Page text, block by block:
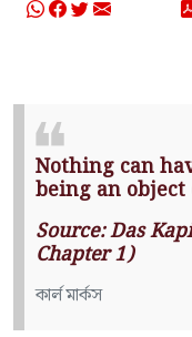
Nothing can
being an
Source: Das
Chapter 1)
কার্ল মার্কস